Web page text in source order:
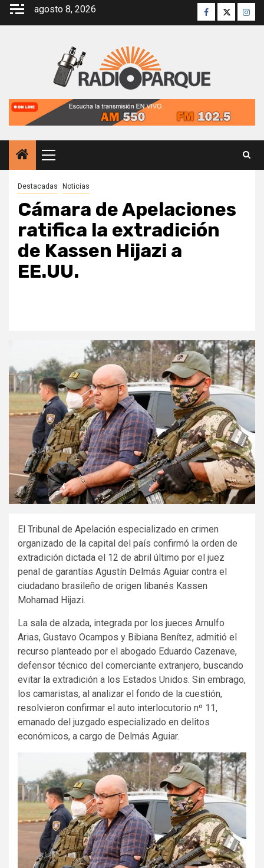
Saltar
agosto 8, 2026 Facebook
Twitter
Menú
principal
Destacadas Noticias
Cámara de Apelaciones
ratifica la extradición
de Kassen Hijazi a
EE.UU.
El Tribunal de Apelación especializado en crimen
organizado de la capital del país confirmó la orden de
extradición dictada el 12 de abril último por el juez
penal de garantías Agustín Delmás Aguiar contra el
ciudadano brasileño de origen libanés Kassen
Mohamad Hijazi.
La sala de alzada, integrada por los jueces Arnulfo
Arias, Gustavo Ocampos y Bibiana Benítez, admitió el
recurso planteado por el abogado Eduardo Cazenave,
defensor técnico del comerciante extranjero, buscando
evitar la extradición a los Estados Unidos. Sin embrago,
los camaristas, al analizar el fondo de la cuestión,
resolvieron confirmar el auto interlocutorio nº 11,
emanado del juzgado especializado en delitos
económicos, a cargo de Delmás Aguiar.